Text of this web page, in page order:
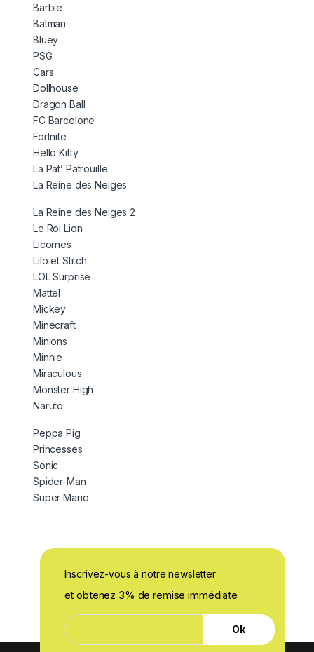
Barbie
Batman
Bluey
PSG
Cars
Dollhouse
Dragon Ball
FC Barcelone
Fortnite
Hello Kitty
La Pat’ Patrouille
La Reine des Neiges
La Reine des Neiges 2
Le Roi Lion
Licornes
Lilo et Stitch
LOL Surprise
Mattel
Mickey
Minecraft
Minions
Minnie
Miraculous
Monster High
Naruto
Peppa Pig
Princesses
Sonic
Spider-Man
Super Mario
Inscrivez-vous à notre newsletter
et obtenez 3% de remise immédiate
-
m
E
-
m
Ok